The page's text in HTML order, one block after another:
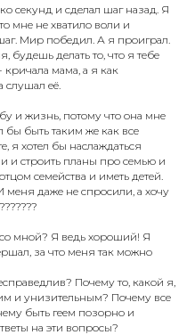
секунд и сделал шаг назад. Я
мне не хватило воли и
шаг. Мир победил. А я проиграл.
будешь делать то, что я тебе
мама, а я как
слушал её.
и жизнь, потому что она мне
бы быть таким же как все
я хотел бы наслаждаться
и строить планы про семью и
семейства и иметь детей.
меня даже не спросили, а хочу
мной? Я ведь хороший! Я
за что меня так можно
Почему то, какой я,
и унизительным? Почему все
быть геем позорно и
на эти вопросы?